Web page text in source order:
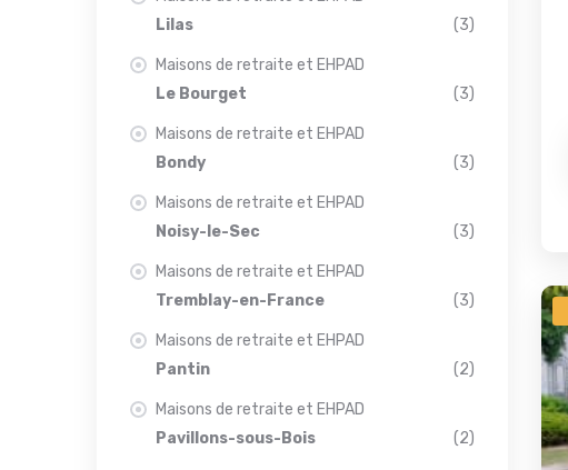
Lilas
(3)
Maisons de retraite et EHPAD
Le Bourget
(3)
Maisons de retraite et EHPAD
Bondy
(3)
Maisons de retraite et EHPAD
Noisy-le-Sec
(3)
Maisons de retraite et EHPAD
Tremblay-en-France
(3)
Maisons de retraite et EHPAD
Pantin
(2)
Maisons de retraite et EHPAD
Pavillons-sous-Bois
(2)